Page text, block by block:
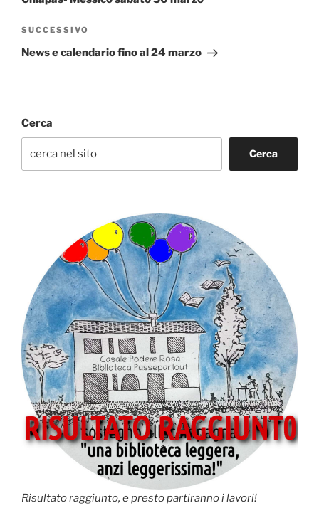
Articolo
successivo
SUCCESSIVO
News e calendario fino al 24 marzo
Cerca
Cerca
Risultato raggiunto, e presto partiranno i lavori!